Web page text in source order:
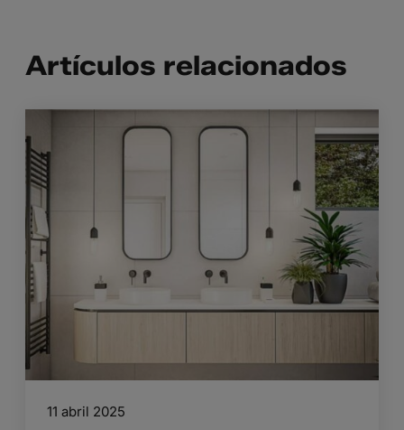
Artículos relacionados
11 abril 2025